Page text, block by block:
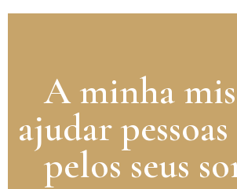
A minha
ajudar
pelos seus